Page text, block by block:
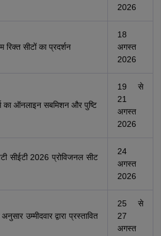
2026
सीटों का प्रदर्शन
18
अगस्त
2026
का ऑनलाइन सबमिशन और पुष्टि
19 से
21
अगस्त
2026
सीईटी 2026 प्रोविजनल सीट
24
अगस्त
2026
उम्मीदवार द्वारा प्रस्तावित
25 से
27
अगस्त